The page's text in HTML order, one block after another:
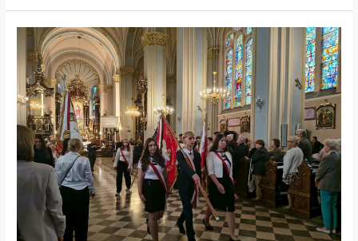
Obchody
rocznicy
Obławy
Augustowskiej